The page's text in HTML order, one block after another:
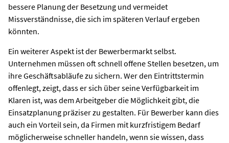
bessere Planung der Besetzung und vermeidet
Missverständnisse, die sich im späteren Verlauf ergeben
könnten.
Ein weiterer Aspekt ist der Bewerbermarkt selbst.
Unternehmen müssen oft schnell offene Stellen besetzen, um
ihre Geschäftsabläufe zu sichern. Wer den Eintrittstermin
offenlegt, zeigt, dass er sich über seine Verfügbarkeit im
Klaren ist, was dem Arbeitgeber die Möglichkeit gibt, die
Einsatzplanung präziser zu gestalten. Für Bewerber kann dies
auch ein Vorteil sein, da Firmen mit kurzfristigem Bedarf
möglicherweise schneller handeln, wenn sie wissen, dass